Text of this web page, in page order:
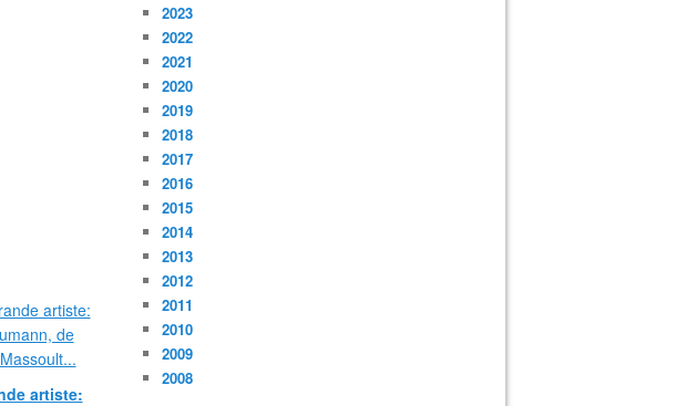
artiste:
2023
2022
2021
2020
2019
2018
2017
2016
2015
2014
2013
2012
2011
2010
2009
2008